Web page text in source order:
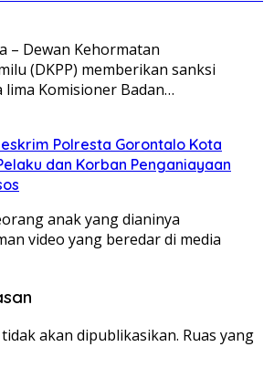
– Dewan Kehormatan
(DKPP) memberikan sanksi
Komisioner Badan…
Polresta Gorontalo Kota
dan Korban Penganiayaan
anak yang dianinya
video yang beredar di media
akan dipublikasikan. Ruas yang